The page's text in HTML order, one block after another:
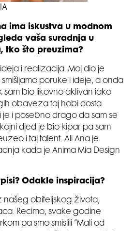
ima iskustva u modnom
vaša suradnja u
tko što preuzima?
ideja i realizacija. Moj dio je
smišljamo poruke i ideje, a onda
sam bio likovno aktivan iako
obaveza taj hobi dosta
je i posebno drago da sam se
djed je bio kipar pa sam
i taj talent. Ali Ana je
kada je Anima Mia Design
Odakle inspiracija?
našeg obiteljskog života,
Recimo, svake godine
pa smo smislili “Mali od